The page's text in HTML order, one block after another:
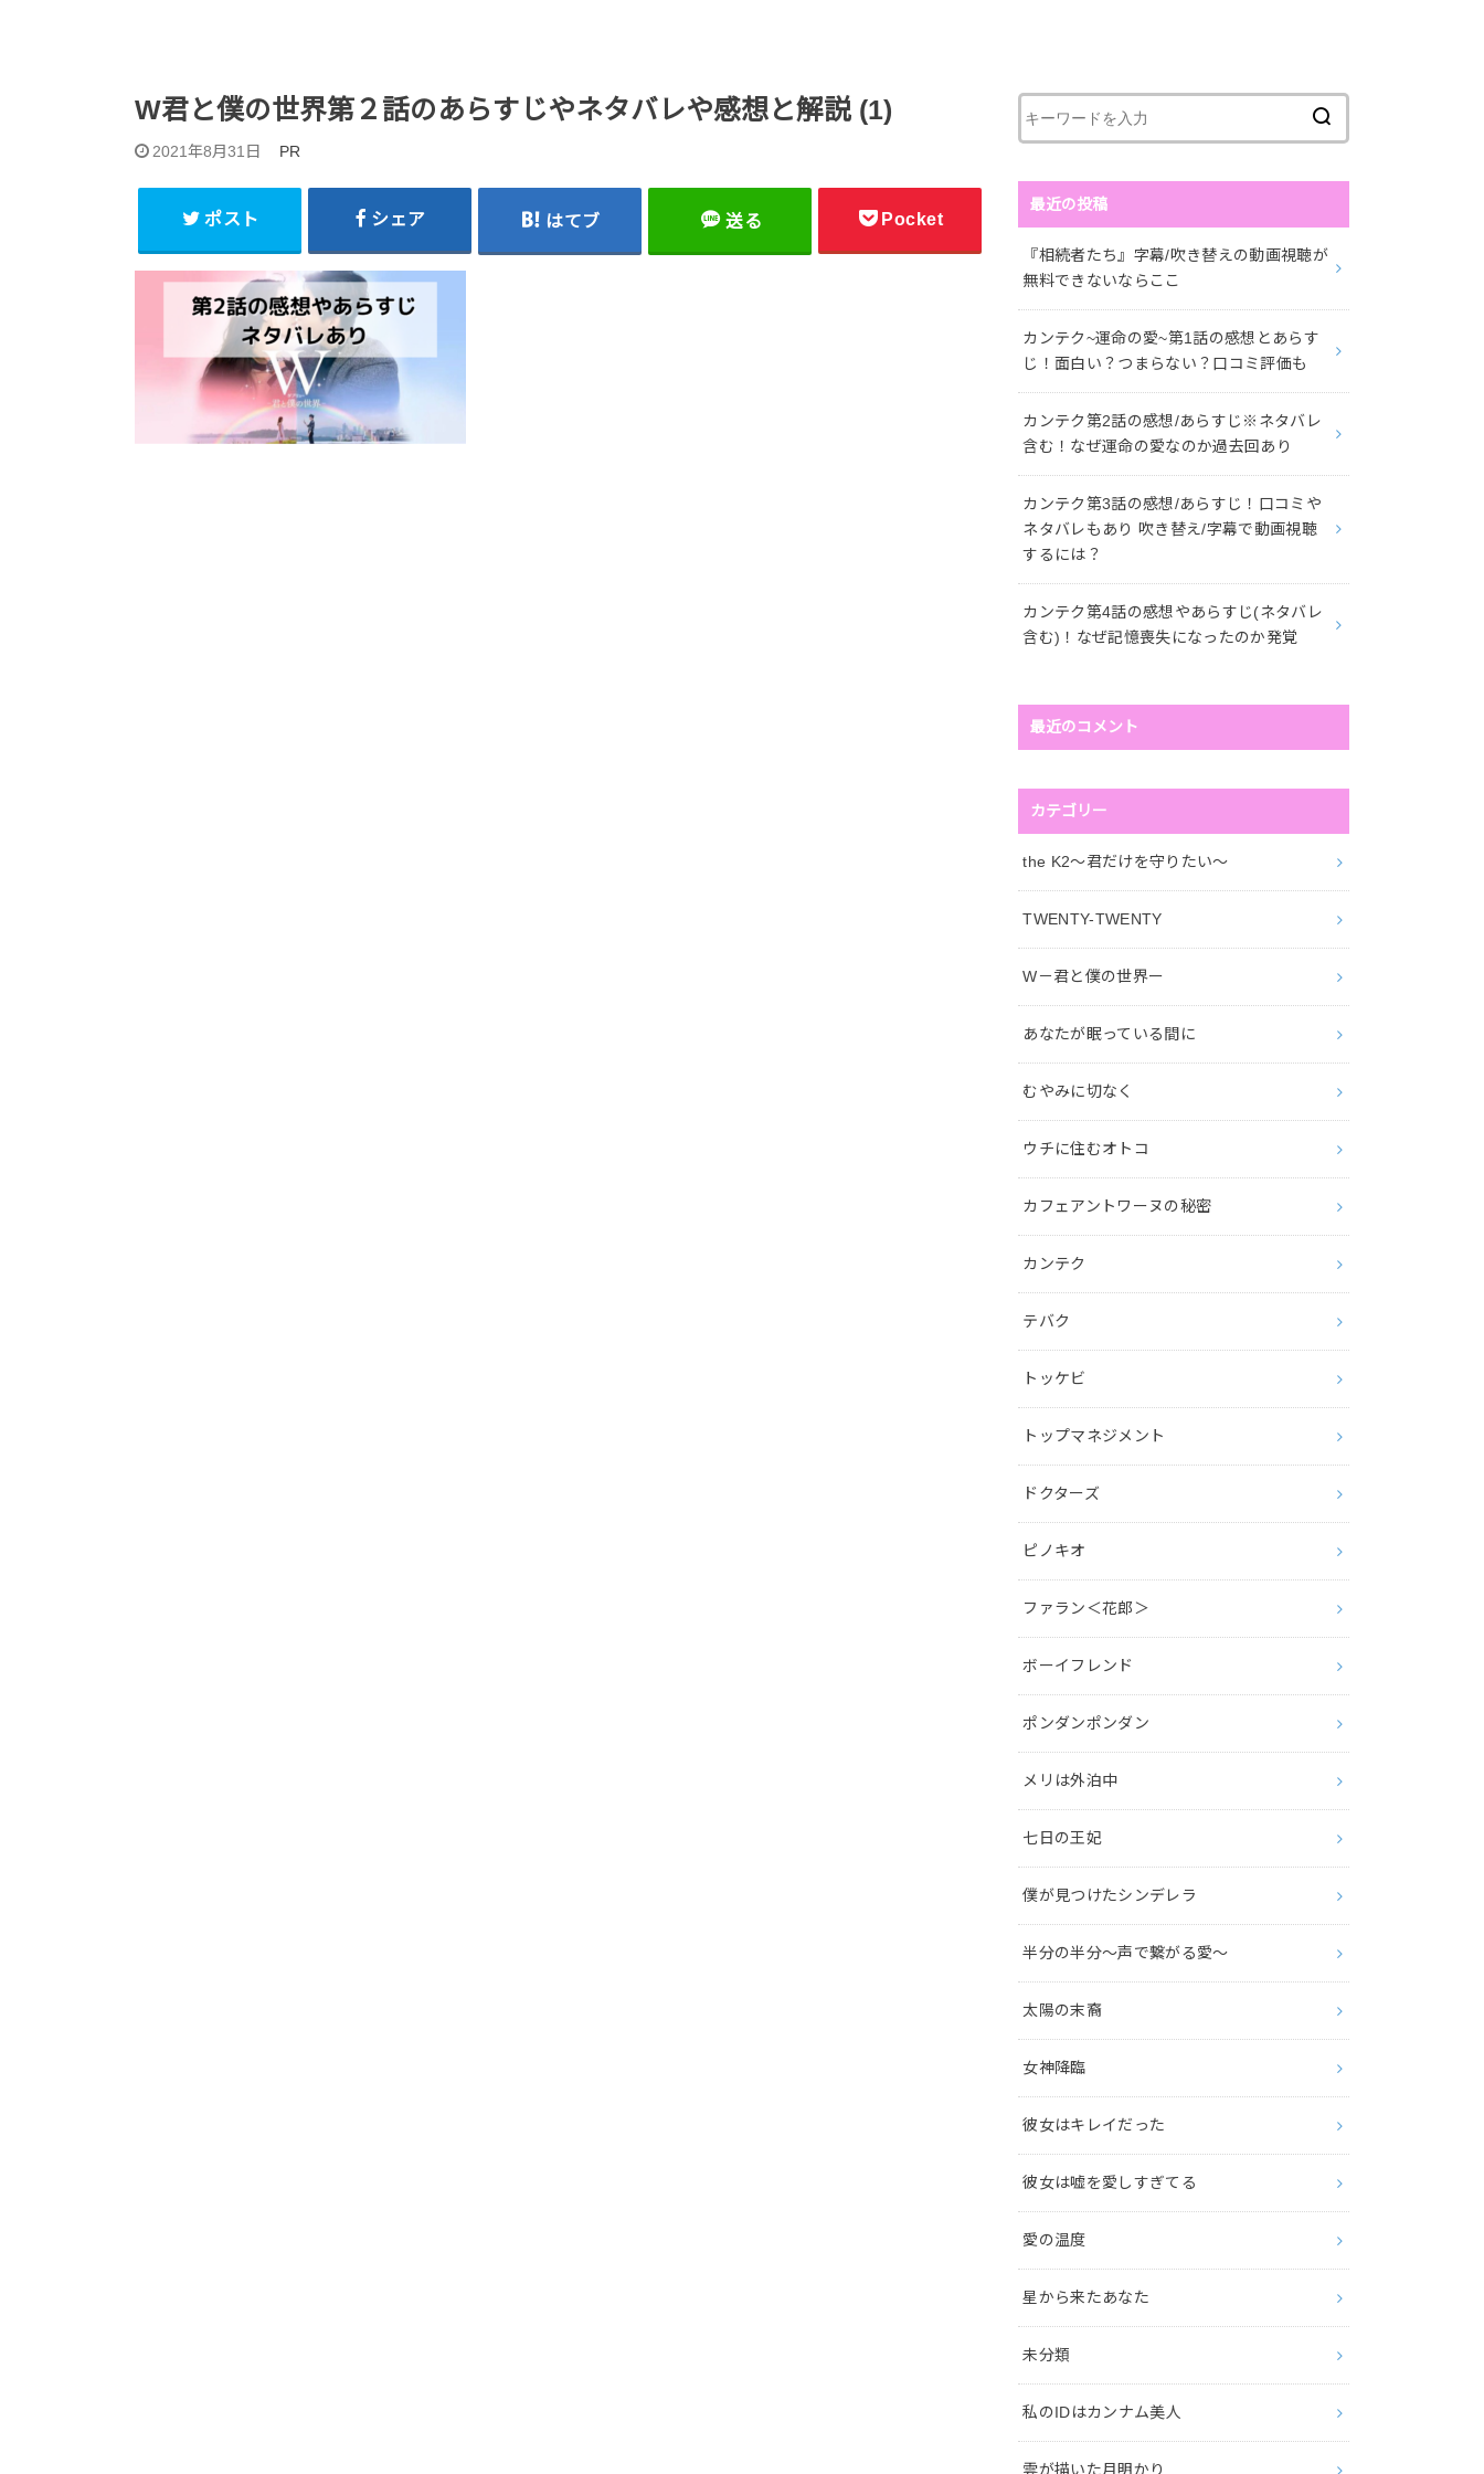
W君と僕の世界第２話のあらすじやネタバレや感想と解説 (1)
2021年8月31日 PR
ポスト シェア はてブ 送る Pocket
最近の投稿
『相続者たち』字幕/吹き替えの動画視聴が
無料できないならここ
カンテク~運命の愛~第1話の感想とあらす
じ！面白い？つまらない？口コミ評価も
カンテク第2話の感想/あらすじ※ネタバレ
含む！なぜ運命の愛なのか過去回あり
カンテク第3話の感想/あらすじ！口コミや
ネタバレもあり 吹き替え/字幕で動画視聴
するには？
カンテク第4話の感想やあらすじ(ネタバレ
含む)！なぜ記憶喪失になったのか発覚
最近のコメント
カテゴリー
the K2～君だけを守りたい～
TWENTY-TWENTY
W－君と僕の世界ー
あなたが眠っている間に
むやみに切なく
ウチに住むオトコ
カフェアントワーヌの秘密
カンテク
テバク
トッケビ
トップマネジメント
ドクターズ
ピノキオ
ファラン＜花郎＞
ボーイフレンド
ポンダンポンダン
メリは外泊中
七日の王妃
僕が見つけたシンデレラ
半分の半分～声で繋がる愛～
太陽の末裔
女神降臨
彼女はキレイだった
彼女は嘘を愛しすぎてる
愛の温度
星から来たあなた
未分類
私のIDはカンナム美人
雲が描いた月明かり